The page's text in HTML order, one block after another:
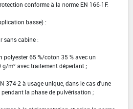
conforme à la norme EN 166-1F.
basse) :
sans cabine :
polyester 65 %/coton 35 % avec un
m² avec traitement déperlant ;
374-2 à usage unique, dans le cas d'une
la phase de pulvérisation ;